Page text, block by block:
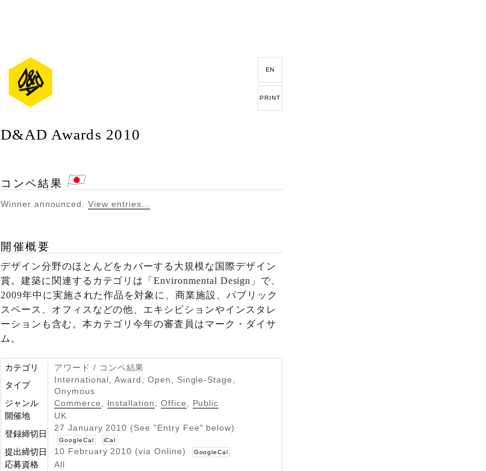
EN
PRINT
D&AD Awards 2010
コンペ結果
Winner announced.View entries...
開催概要
デザイン分野のほとんどをカバーする大規模な国際デザイン
賞。建築に関連するカテゴリは「Environmental Design」で、
2009年中に実施された作品を対象に、商業施設、パブリック
スペース、オフィスなどの他、エキシビションやインスタレ
ーションも含む。本カテゴリ今年の審査員はマーク・ダイサ
ム。
カテゴリ
アワード / コンペ結果
タイプ
International, Award, Open, Single-Stage,
Onymous
ジャンル
Commerce Installation Office
Public
開催地
UK
登録締切日
27 January 2010 (See "Entry Fee" below)
GoogleCal iCal
提出締切日 10 February 2010 (via Online) GoogleCal
応募資格
All